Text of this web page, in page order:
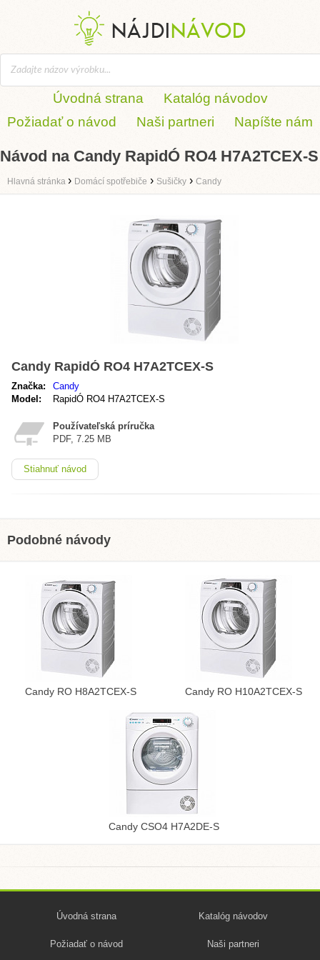
Úvodná strana
Katalóg návodov
Požiadať o návod
Naši partneri Napíšte nám
Návod na Candy RapidÓ RO4 H7A2TCEX-S
Hlavná stránka › Domácí spotřebiče › Sušičky › Candy
Candy RapidÓ RO4 H7A2TCEX-S
Značka:
Candy
Model:
RapidÓ RO4 H7A2TCEX-S
Používateľská príručka
PDF, 7.25 MB
Stiahnuť návod
Podobné návody
Candy RO H8A2TCEX-S Candy RO H10A2TCEX-S
Candy CSO4 H7A2DE-S
Úvodná strana Katalóg návodov
Požiadať o návod Naši partneri